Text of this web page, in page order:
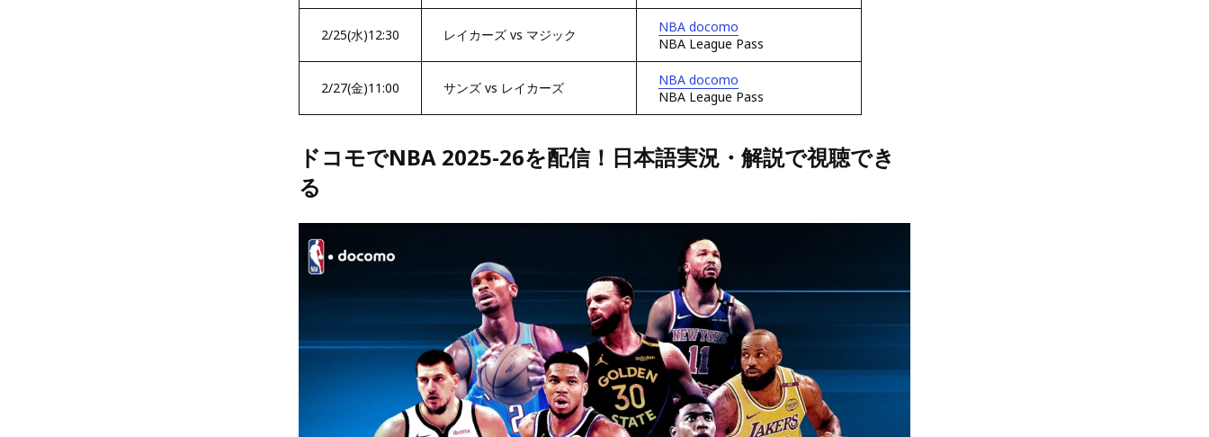
2/25(水)12:30 レイカーズ vs マジック
NBA docomo
NBA League Pass
2/27(金)11:00 サンズ vs レイカーズ
NBA docomo
NBA League Pass
ドコモでNBA 2025-26を配信！日本語実況・解説で視聴でき
る